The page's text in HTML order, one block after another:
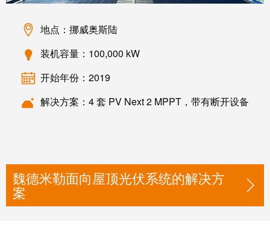
地点：挪威奥斯陆
装机容量：100,000 kW
开始年份：2019
解决方案：4 套 PV Next 2 MPPT，带有断开设备
魏德米勒面向屋顶光伏系统的解决方
案